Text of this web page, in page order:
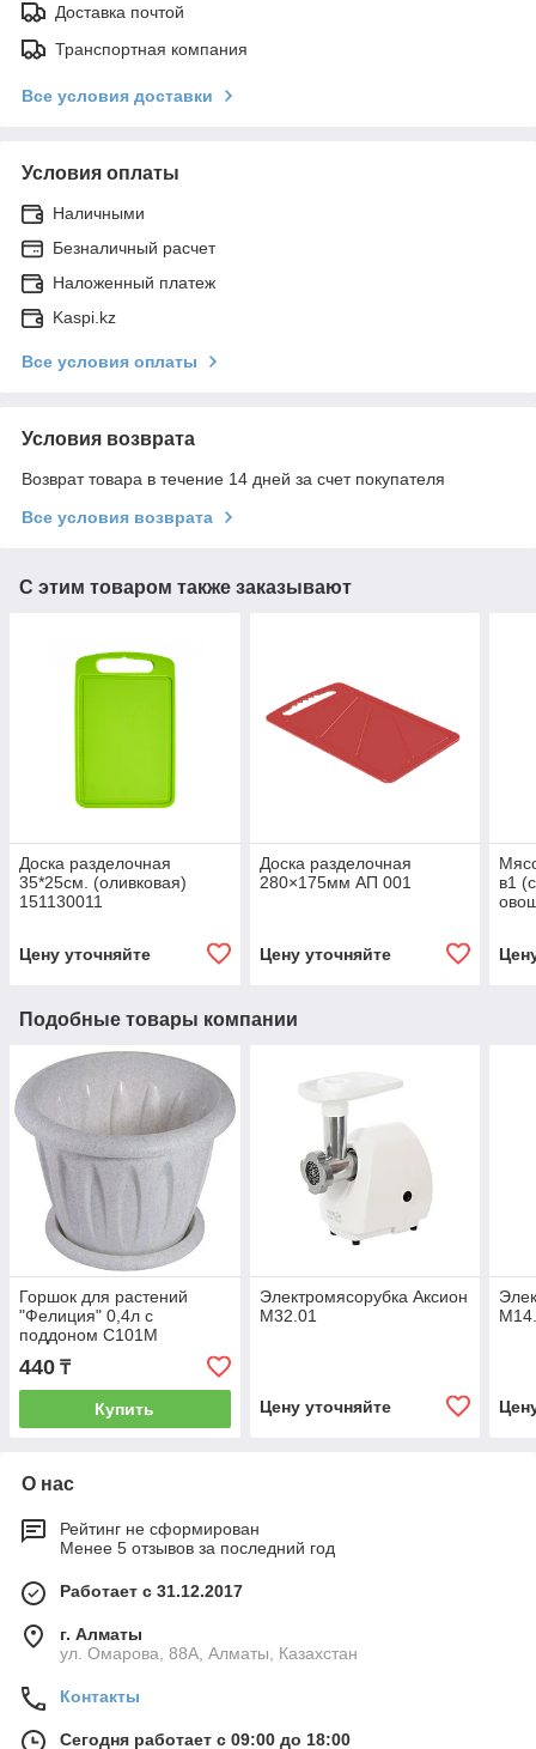
Доставка почтой
Транспортная компания
Все условия доставки
Условия оплаты
Наличными
Безналичный расчет
Наложенный платеж
Kaspi.kz
Все условия оплаты
Условия возврата
Возврат товара в течение 14 дней за счет покупателя
Все условия возврата
С этим товаром также заказывают
Доска разделочная
35*25см. (оливковая)
151130011
Цену уточняйте
Доска разделочная
280×175мм АП 001
Цену уточняйте
в1
Подобные товары компании
Горшок для растений
"Фелиция" 0,4л с
поддоном С101М
440 ₸
Купить
Электромясорубка Аксион
М32.01
Цену уточняйте
О нас
Рейтинг не сформирован
Менее 5 отзывов за последний год
Работает с 31.12.2017
г. Алматы
ул. Омарова, 88А, Алматы, Казахстан
Контакты
Сегодня работает с 09:00 до 18:00